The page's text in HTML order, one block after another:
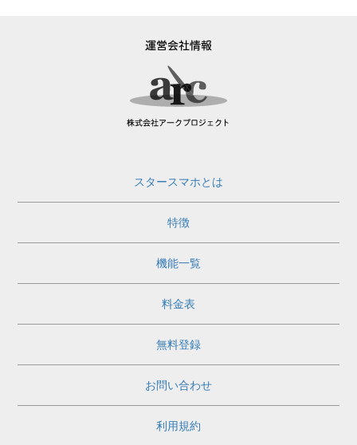
スタースマホとは
特徴
機能一覧
料金表
無料登録
お問い合わせ
利用規約